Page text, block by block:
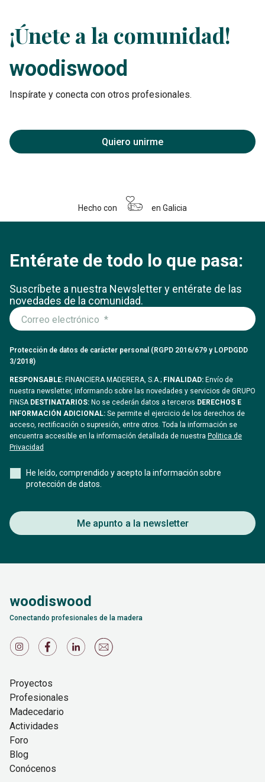
¡Únete a la comunidad!
woodiswood
Inspírate y conecta con otros profesionales.
Quiero unirme
Hecho con en Galicia
Entérate de todo lo que pasa:
Suscríbete a nuestra Newsletter y entérate de las
novedades de la comunidad.
Protección de datos de carácter personal (RGPD 2016/679 y LOPDGDD
3/2018)
RESPONSABLE: FINANCIERA MADERERA, S.A.; FINALIDAD: Envío de
nuestra newsletter, informando sobre las novedades y servicios de GRUPO
FINSADESTINATARIOS: No se cederán datos a terceros DERECHOS E
INFORMACIÓN ADICIONAL: Se permite el ejercicio de los derechos de
acceso, rectificación o supresión, entre otros. Toda la información se
encuentra accesible en la información detallada de nuestra Politica de
Privacidad
He leído, comprendido y acepto la información sobre
protección de datos.
Me apunto a la newsletter
woodiswood
Conectando profesionales de la madera
Proyectos
Profesionales
Madecedario
Actividades
Foro
Blog
Conócenos